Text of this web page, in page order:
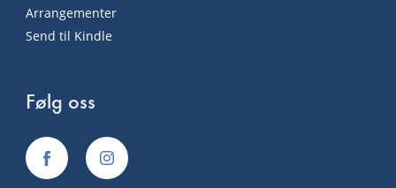
Arrangementer
Send til Kindle
Følg oss